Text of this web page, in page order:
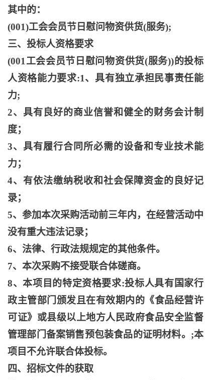
其中的：
(001)工会会员节日慰问物资供货(服务);
三、投标人资格要求
(001工会会员节日慰问物资供货(服务))的投标
人资格能力要求:1、具有独立承担民事责任能
力;
2、具有良好的商业信誉和健全的财务会计制
度；
3、具有履行合同所必需的设备和专业技术能
力；
4、有依法缴纳税收和社会保障资金的良好记
录；
5、参加本次采购活动前三年内，在经营活动中
没有重大违法记录；
6、法律、行政法规规定的其他条件。
7、本次采购不接受联合体磋商。
8、本项目的特定资格要求:投标人具有国家行
政主管部门颁发且在有效期内的《食品经营许
可证》或县级以上地方人民政府食品安全监督
管理部门备案销售预包装食品的证明材料。;本
项目不允许联合体投标。
四、招标文件的获取